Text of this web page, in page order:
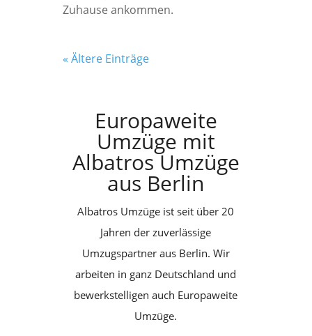
Zuhause ankommen.
« Ältere Einträge
Europaweite
Umzüge mit
Albatros Umzüge
aus Berlin
Albatros Umzüge ist seit über 20
Jahren der zuverlässige
Umzugspartner aus Berlin. Wir
arbeiten in ganz Deutschland und
bewerkstelligen auch Europaweite
Umzüge.